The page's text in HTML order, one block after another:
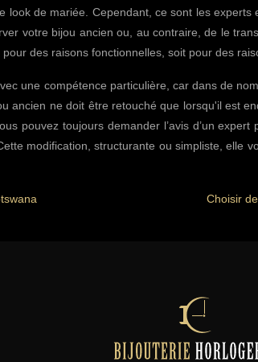
look de mariée. Cependant, ce sont les experts
votre bijou ancien ou, au contraire, de le
des raisons fonctionnelles, soit pour des
une compétence particulière, car dans de
ancien ne doit être retouché que lorsqu'il est
pouvez toujours demander l’avis d’un
modification, structurante ou simpliste, elle
Choisir